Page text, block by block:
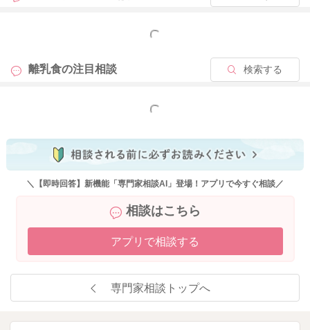
・同じ週にあげるのは同じ量ではなく増やしても大丈夫です
か？(1さじあげた次の日も1さじで様子を見るのか2さじに増や
すのか)
⇒与える卵の量は、お子さんの体調に問題がなければ、1日1杯
・卵黄1個食べれるようになってから卵白に進むと見たのです
す。この場合、例えば２回食になっていたら午前と午後に半分
黄半分以上食べれてたら卵白に進んでもいいでしょうか？
⇒できれば卵黄1個食べられてから卵白にすすめられると一番安
つ卵白に進まれても良いかと思います。
もっと見る
離乳食の注目相談 検索する
もっと見る
＼【即時回答】新機能「専門家相談AI」登場！アプリで今すぐ相談／
相談はこちら
アプリで相談する
専門家相談トップへ